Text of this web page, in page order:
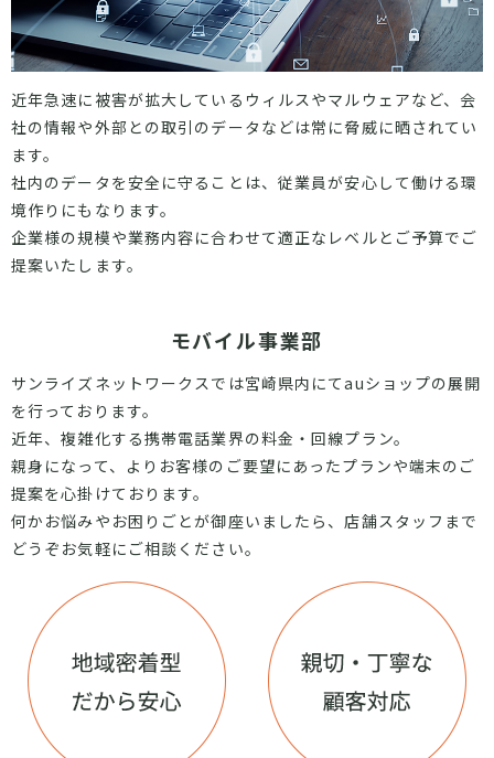
近年急速に被害が拡大しているウィルスやマルウェアなど、会
社の情報や外部との取引のデータなどは常に脅威に晒されてい
ます。
社内のデータを安全に守ることは、従業員が安心して働ける環
境作りにもなります。
企業様の規模や業務内容に合わせて適正なレベルとご予算でご
提案いたします。
モバイル事業部
サンライズネットワークスでは宮崎県内にてauショップの展開
を行っております。
近年、複雑化する携帯電話業界の料金・回線プラン。
親身になって、よりお客様のご要望にあったプランや端末のご
提案を心掛けております。
何かお悩みやお困りごとが御座いましたら、店舗スタッフまで
どうぞお気軽にご相談ください。